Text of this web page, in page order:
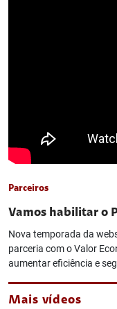
Parceiros
Vamos habilitar o
Nova temporada da
parceria com o Valor
aumentar eficiência e
Mais vídeos